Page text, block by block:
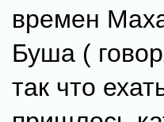
времен
Буша (
так что